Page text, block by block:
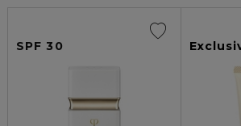
SPF 30